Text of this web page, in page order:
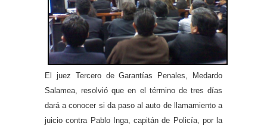
El juez Tercero de Garantías Penales, Medardo
Salamea, resolvió que en el término de tres días
dará a conocer si da paso al auto de llamamiento a
juicio contra Pablo Inga, capitán de Policía, por la